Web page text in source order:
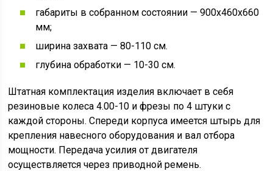
габариты в собранном состоянии — 900х460х660
мм;
ширина захвата — 80-110 см.
глубина обработки — 10-30 см.
Штатная комплектация изделия включает в себя
резиновые колеса 4.00-10 и фрезы по 4 штуки с
каждой стороны. Спереди корпуса имеется штырь для
крепления навесного оборудования и вал отбора
мощности. Передача усилия от двигателя
осуществляется через приводной ремень.